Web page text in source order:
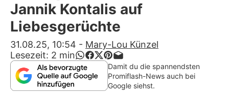
Filme & Serien
Lifestyle
Familie & Liebe
Promiflash Exklusiv
Jannik Kontalis auf
Liebesgerüchte
31.08.25, 10:54 - Mary-Lou Künzel
Lesezeit: 2 min
Damit du die spannendsten
Promiflash-News auch bei
Google siehst.